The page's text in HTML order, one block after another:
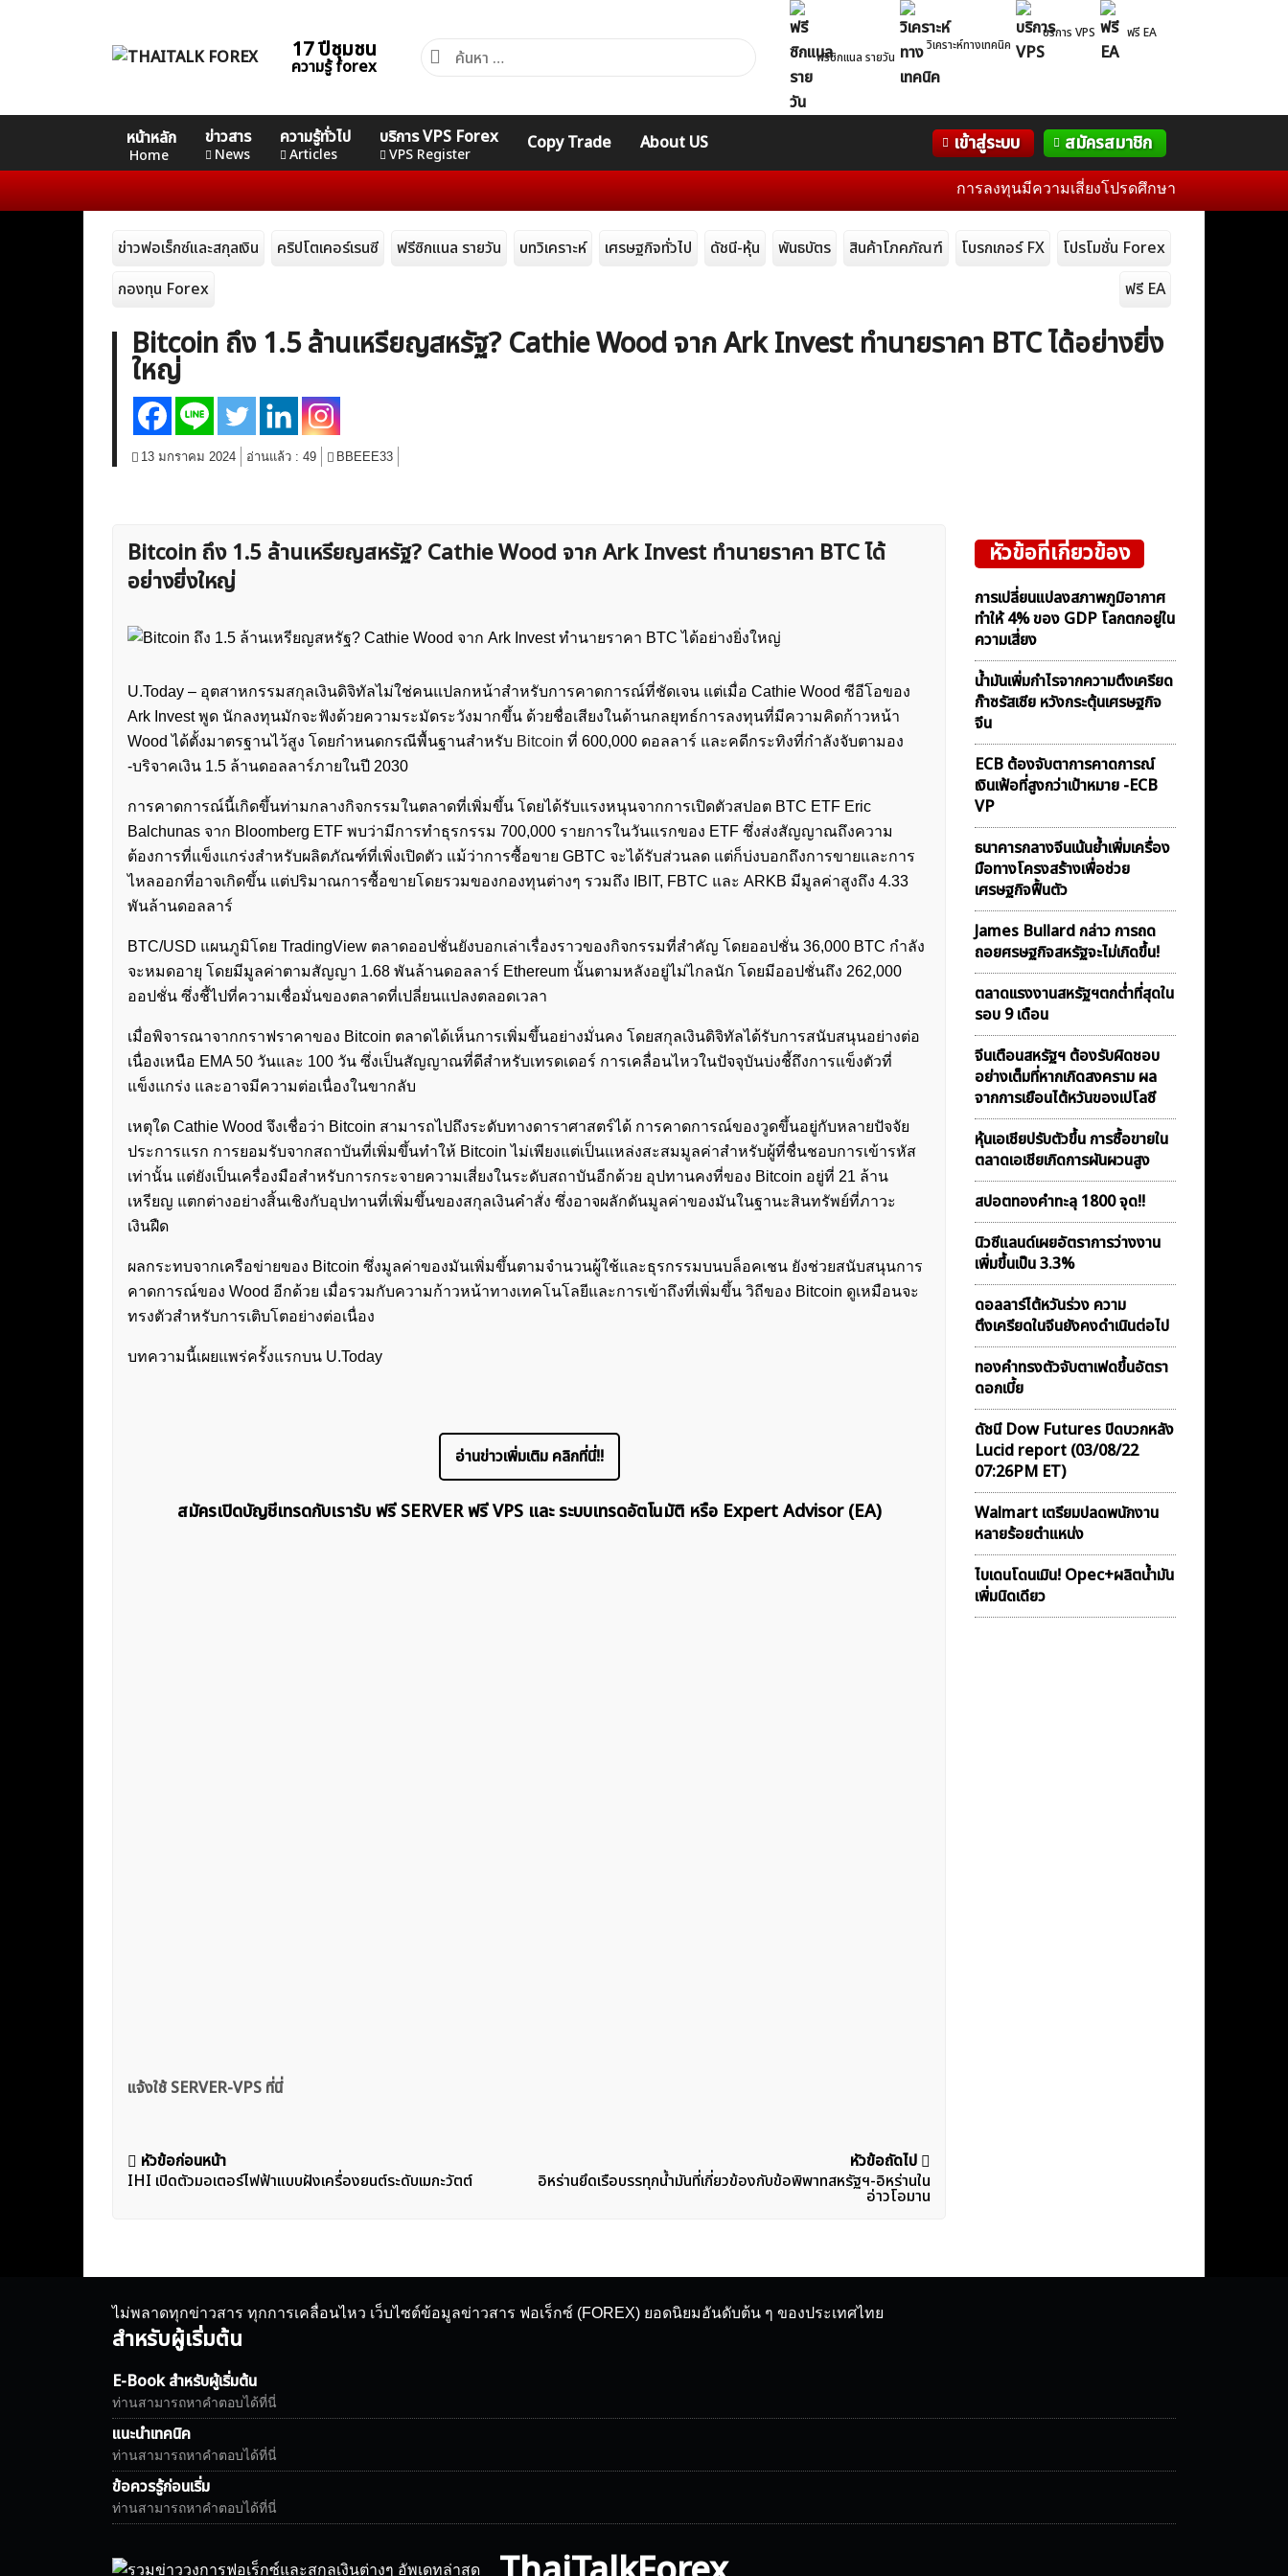
17 ปีชุมชน
ความรู้ forex
ค้นหา
สำหรับ:
ฟรีซิกแนล รายวัน
วิเคราะห์ทางเทคนิค
บริการ VPS ฟรี EA
หน้าหลัก
Home
ข่าวสาร
News
ความรู้ทั่วไป
Articles
บริการ VPS Forex
VPS Register
Copy Trade About US เข้าสู่ระบบ สมัครสมาชิก
VPS Register
คอร์ส
Basic
คอร์ส
Advance
คอร์ส
Professional
คอร์ส
Expert Indicators
WelTrade กิจกรรม
ฟอรั่ม
การลงทุนมีความเสี่ยงโปรดศึกษาข้อมูลก่อนการตัดสิน
ข่าวฟอเร็กซ์และสกุลเงิน คริปโตเคอร์เรนซี ฟรีซิกแนล รายวัน บทวิเคราะห์ เศรษฐกิจทั่วไป ดัชนี-หุ้น พันธบัตร สินค้าโภคภัณฑ์ โบรกเกอร์ FX
โปรโมชั่น Forex
กองทุน Forex
ฟรี EA
Bitcoin ถึง 1.5 ล้านเหรียญสหรัฐ? Cathie Wood จาก Ark Invest ทำนายราคา BTC ได้อย่างยิ่ง
ใหญ่
13 มกราคม 2024 อ่านแล้ว : 49 BBEEE33
Bitcoin ถึง 1.5 ล้านเหรียญสหรัฐ? Cathie Wood จาก Ark Invest ทำนายราคา BTC ได้
อย่างยิ่งใหญ่
U.Today – อุตสาหกรรมสกุลเงินดิจิทัลไม่ใช่คนแปลกหน้าสำหรับการคาดการณ์ที่ชัดเจน แต่เมื่อ Cathie Wood ซีอีโอของ
Ark Invest พูด นักลงทุนมักจะฟังด้วยความระมัดระวังมากขึ้น ด้วยชื่อเสียงในด้านกลยุทธ์การลงทุนที่มีความคิดก้าวหน้า
Wood ได้ตั้งมาตรฐานไว้สูง โดยกำหนดกรณีพื้นฐานสำหรับ Bitcoin ที่ 600,000 ดอลลาร์ และคดีกระทิงที่กำลังจับตามอง
-บริจาคเงิน 1.5 ล้านดอลลาร์ภายในปี 2030
การคาดการณ์นี้เกิดขึ้นท่ามกลางกิจกรรมในตลาดที่เพิ่มขึ้น โดยได้รับแรงหนุนจากการเปิดตัวสปอต BTC ETF Eric
Balchunas จาก Bloomberg ETF พบว่ามีการทำธุรกรรม 700,000 รายการในวันแรกของ ETF ซึ่งส่งสัญญาณถึงความ
ต้องการที่แข็งแกร่งสำหรับผลิตภัณฑ์ที่เพิ่งเปิดตัว แม้ว่าการซื้อขาย GBTC จะได้รับส่วนลด แต่ก็บ่งบอกถึงการขายและการ
ไหลออกที่อาจเกิดขึ้น แต่ปริมาณการซื้อขายโดยรวมของกองทุนต่างๆ รวมถึง IBIT, FBTC และ ARKB มีมูลค่าสูงถึง 4.33
พันล้านดอลลาร์
BTC/USD แผนภูมิโดย TradingView ตลาดออปชั่นยังบอกเล่าเรื่องราวของกิจกรรมที่สำคัญ โดยออปชั่น 36,000 BTC กำลัง
จะหมดอายุ โดยมีมูลค่าตามสัญญา 1.68 พันล้านดอลลาร์ Ethereum นั้นตามหลังอยู่ไม่ไกลนัก โดยมีออปชั่นถึง 262,000
ออปชั่น ซึ่งชี้ไปที่ความเชื่อมั่นของตลาดที่เปลี่ยนแปลงตลอดเวลา
เมื่อพิจารณาจากกราฟราคาของ Bitcoin ตลาดได้เห็นการเพิ่มขึ้นอย่างมั่นคง โดยสกุลเงินดิจิทัลได้รับการสนับสนุนอย่างต่อ
เนื่องเหนือ EMA 50 วันและ 100 วัน ซึ่งเป็นสัญญาณที่ดีสำหรับเทรดเดอร์ การเคลื่อนไหวในปัจจุบันบ่งชี้ถึงการแข็งตัวที่
แข็งแกร่ง และอาจมีความต่อเนื่องในขากลับ
เหตุใด Cathie Wood จึงเชื่อว่า Bitcoin สามารถไปถึงระดับทางดาราศาสตร์ได้ การคาดการณ์ของวูดขึ้นอยู่กับหลายปัจจัย
ประการแรก การยอมรับจากสถาบันที่เพิ่มขึ้นทำให้ Bitcoin ไม่เพียงแต่เป็นแหล่งสะสมมูลค่าสำหรับผู้ที่ชื่นชอบการเข้ารหัส
เท่านั้น แต่ยังเป็นเครื่องมือสำหรับการกระจายความเสี่ยงในระดับสถาบันอีกด้วย อุปทานคงที่ของ Bitcoin อยู่ที่ 21 ล้าน
เหรียญ แตกต่างอย่างสิ้นเชิงกับอุปทานที่เพิ่มขึ้นของสกุลเงินคำสั่ง ซึ่งอาจผลักดันมูลค่าของมันในฐานะสินทรัพย์ที่ภาวะ
เงินฝืด
ผลกระทบจากเครือข่ายของ Bitcoin ซึ่งมูลค่าของมันเพิ่มขึ้นตามจำนวนผู้ใช้และธุรกรรมบนบล็อคเชน ยังช่วยสนับสนุนการ
คาดการณ์ของ Wood อีกด้วย เมื่อรวมกับความก้าวหน้าทางเทคโนโลยีและการเข้าถึงที่เพิ่มขึ้น วิถีของ Bitcoin ดูเหมือนจะ
ทรงตัวสำหรับการเติบโตอย่างต่อเนื่อง
บทความนี้เผยแพร่ครั้งแรกบน U.Today
อ่านข่าวเพิ่มเติม คลิกที่นี่!!
สมัครเปิดบัญชีเทรดกับเรารับ ฟรี SERVER ฟรี VPS และ ระบบเทรดอัตโนมัติ หรือ Expert Advisor (EA)
แจ้งใช้ SERVER-VPS ที่นี่
แนะแนว
เรื่อง
หัวข้อก่อนหน้า
IHI เปิดตัวมอเตอร์ไฟฟ้าแบบฝังเครื่องยนต์ระดับเมกะวัตต์
หัวข้อถัดไป
อิหร่านยึดเรือบรรทุกน้ำมันที่เกี่ยวข้องกับข้อพิพาทสหรัฐฯ-อิหร่านใน
อ่าวโอมาน
หัวข้อที่เกี่ยวข้อง
การเปลี่ยนแปลงสภาพภูมิอากาศ
ทำให้ 4% ของ GDP โลกตกอยู่ใน
ความเสี่ยง
น้ำมันเพิ่มกำไรจากความตึงเครียด
ก๊าซรัสเซีย หวังกระตุ้นเศรษฐกิจ
จีน
ECB ต้องจับตาการคาดการณ์
เงินเฟ้อที่สูงกว่าเป้าหมาย -ECB
VP
ธนาคารกลางจีนเน้นย้ำเพิ่มเครื่อง
มือทางโครงสร้างเพื่อช่วย
เศรษฐกิจฟื้นตัว
James Bullard กล่าว การถด
ถอยศรษฐกิจสหรัฐจะไม่เกิดขึ้น!
ตลาดเเรงงานสหรัฐฯตกต่ำที่สุดใน
รอบ 9 เดือน
จีนเตือนสหรัฐฯ ต้องรับผิดชอบ
อย่างเต็มที่หากเกิดสงคราม ผล
จากการเยือนไต้หวันของเปโลซี
หุ้นเอเชียปรับตัวขึ้น การซื้อขายใน
ตลาดเอเชียเกิดการผันผวนสูง
สปอตทองคำทะลุ 1800 จุด!!
นิวซีแลนด์เผยอัตราการว่างงาน
เพิ่มขึ้นเป็น 3.3%
ดอลลาร์ไต้หวันร่วง ความ
ตึงเครียดในจีนยังคงดำเนินต่อไป
ทองคำทรงตัวจับตาเฟดขึ้นอัตรา
ดอกเบี้ย
ดัชนี Dow Futures ปิดบวกหลัง
Lucid report (03/08/22
07:26PM ET)
Walmart เตรียมปลดพนักงาน
หลายร้อยตำแหน่ง
ไบเดนโดนเมิน! Opec+ผลิตน้ำมัน
เพิ่มนิดเดียว
ไม่พลาดทุกข่าวสาร ทุกการเคลื่อนไหว เว็บไซต์ข้อมูลข่าวสาร ฟอเร็กซ์ (FOREX) ยอดนิยมอันดับต้น ๆ ของประเทศไทย
สำหรับผู้เริ่มต้น
E-Book สำหรับผู้เริ่มต้น
ท่านสามารถหาคำตอบได้ที่นี่
แนะนำเทคนิค
ท่านสามารถหาคำตอบได้ที่นี่
ข้อควรรู้ก่อนเริ่ม
ท่านสามารถหาคำตอบได้ที่นี่